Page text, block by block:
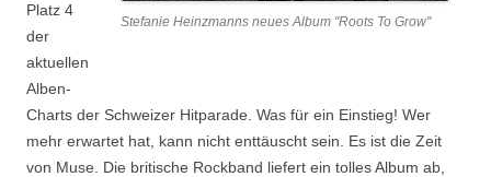
Stefanie Heinzmanns neues Album "Roots To Grow"
Platz 4
der
aktuellen
Alben-
Charts der Schweizer Hitparade. Was für ein Einstieg! Wer
mehr erwartet hat, kann nicht enttäuscht sein. Es ist die Zeit
von Muse. Die britische Rockband liefert ein tolles Album ab,